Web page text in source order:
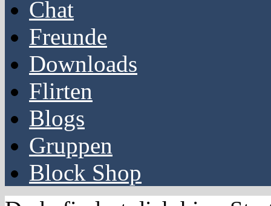
Chat
Freunde
Downloads
Flirten
Blogs
Gruppen
Block Shop